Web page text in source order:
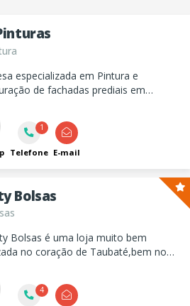
especializada em Pintura e
de fachadas prediais em
emergenciais nas fachadas em
infiltrações.
1
Telefone E-mail
Bolsas
Bolsas é uma loja muito bem
no coração de Taubaté,bem no
variedade de
e modelos que você procura.
4